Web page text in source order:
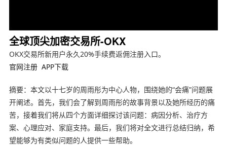
全球顶尖加密交易所-OKX
OKX交易所新用户永久20%手续费返佣注册入口。
官网注册 APP下载
摘要：本文以十七岁的周雨彤为中心人物，围绕她的“会痛”问题展
开阐述。首先，我们会了解到周雨彤的故事背景以及她所经历的痛
苦，接着我们将从四个方面详细探讨该问题：病因分析、治疗方
案、心理应对、家庭支持。最后，我们将对全文进行总结归纳，希
望能够为有类似问题的人提供一些帮助。